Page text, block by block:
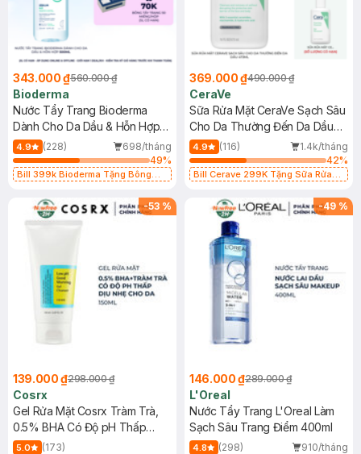
343.000 ₫560.000 ₫
Bioderma
Nước Tẩy Trang Bioderma
Dành Cho Da Dầu & Hỗn Hợp
500ml
4.9 (228)
698/tháng
49%
Bill 399k Bioderma Tặng Bông
369.000 ₫490.000 ₫
CeraVe
Sữa Rửa Mặt CeraVe Sạch Sâu
Cho Da Thường Đến Da Dầu
473ml
4.9 (116)
1.4k/tháng
42%
Bill Cerave 299K Tặng Sữa Rửa
-53 %
139.000 ₫298.000 ₫
Cosrx
Gel Rửa Mặt Cosrx Tràm Trà,
0.5% BHA Có Độ pH Thấp
150ml
5.0
(173)
-49 %
146.000 ₫289.000 ₫
L'Oreal
Nước Tẩy Trang L'Oreal Làm
Sạch Sâu Trang Điểm 400ml
4.8 (298)
910/tháng